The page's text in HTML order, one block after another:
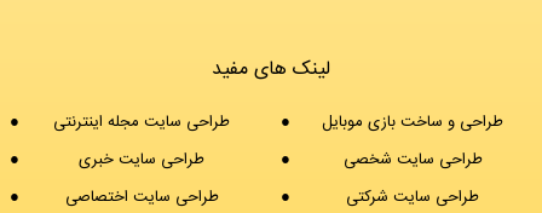
لینک های مفید
طراحی و ساخت بازی موبایل
طراحی سایت مجله اینترنتی
طراحی سایت شخصی
طراحی سایت خبری
طراحی سایت شرکتی
طراحی سایت اختصاصی